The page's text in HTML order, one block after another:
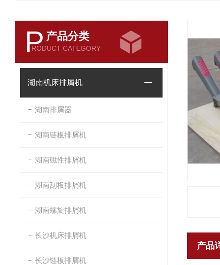
P 产品分类
RODUCT CATEGORY
湖南机床排屑机
湖南排屑器
湖南链板排屑机
湖南磁性排屑机
湖南刮板排屑机
湖南螺旋排屑机
长沙机床排屑机
长沙链板排屑机
产品